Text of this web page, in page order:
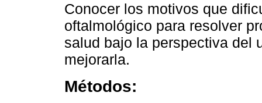
Conocer los motivos que
oftalmológico para resolver
salud bajo la perspectiva del
mejorarla.
Métodos: